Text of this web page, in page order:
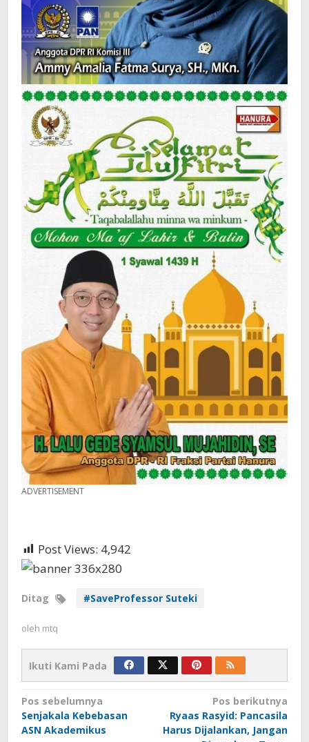
ADVERTISEMENT
Post Views: 4,942
Ditag #SaveProfessor Suteki
oleh mtq
Ikuti Kami Pada
Navigasi
pos
Pos sebelumnya
Senjakala Kebebasan
ASN Akademikus
Pos berikutnya
Ryaas Rasyid: Pancasila
Harus Dijalankan, Jangan